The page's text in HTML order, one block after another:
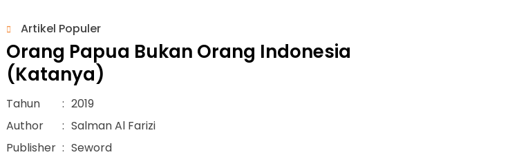
Artikel Populer
Orang Papua Bukan Orang Indonesia
(Katanya)
Tahun : 2019
Author
: Salman Al Farizi
Publisher : Seword